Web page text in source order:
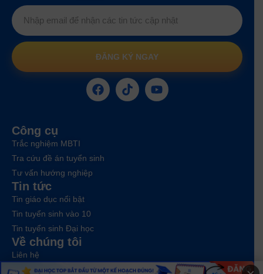
ĐĂNG KÝ NGAY
Công cụ
Trắc nghiệm MBTI
Tra cứu đề án tuyển sinh
Tư vấn hướng nghiệp
Tin tức
Tin giáo dục nổi bật
Tin tuyển sinh vào 10
Tin tuyển sinh Đại học
Về chúng tôi
Liên hệ
Điều khoản dịch vụ